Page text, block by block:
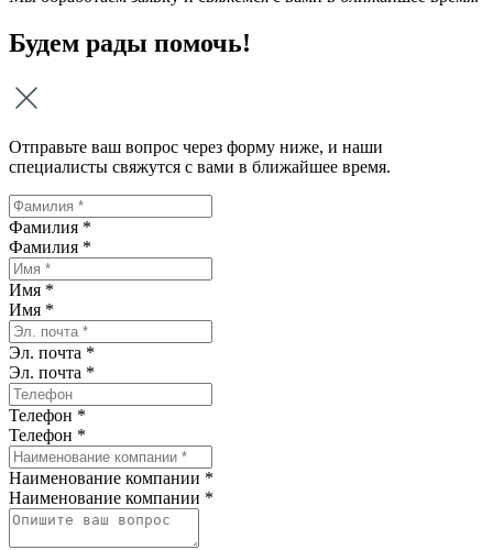
Будем рады помочь!
Отправьте ваш вопрос через форму ниже, и наши
специалисты свяжутся с вами в ближайшее время.
Фамилия *
Фамилия *
Имя *
Имя *
Эл. почта *
Эл. почта *
Телефон *
Телефон *
Наименование компании *
Наименование компании *